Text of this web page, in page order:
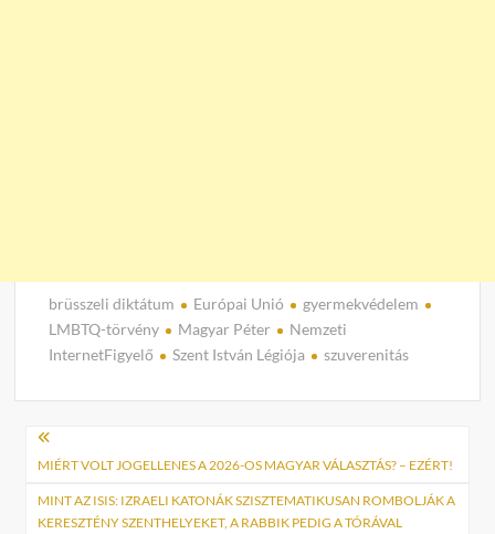
brüsszeli diktátum Európai Unió
gyermekvédelem
LMBTQ-törvény
Magyar Péter
Nemzeti
InternetFigyelő
Szent István Légiója szuverenitás
Bejegyzés
navigáció
MIÉRT VOLT JOGELLENES A 2026-OS MAGYAR VÁLASZTÁS? – EZÉRT!
MINT AZ ISIS: IZRAELI KATONÁK SZISZTEMATIKUSAN ROMBOLJÁK A
KERESZTÉNY SZENTHELYEKET, A RABBIK PEDIG A TÓRÁVAL